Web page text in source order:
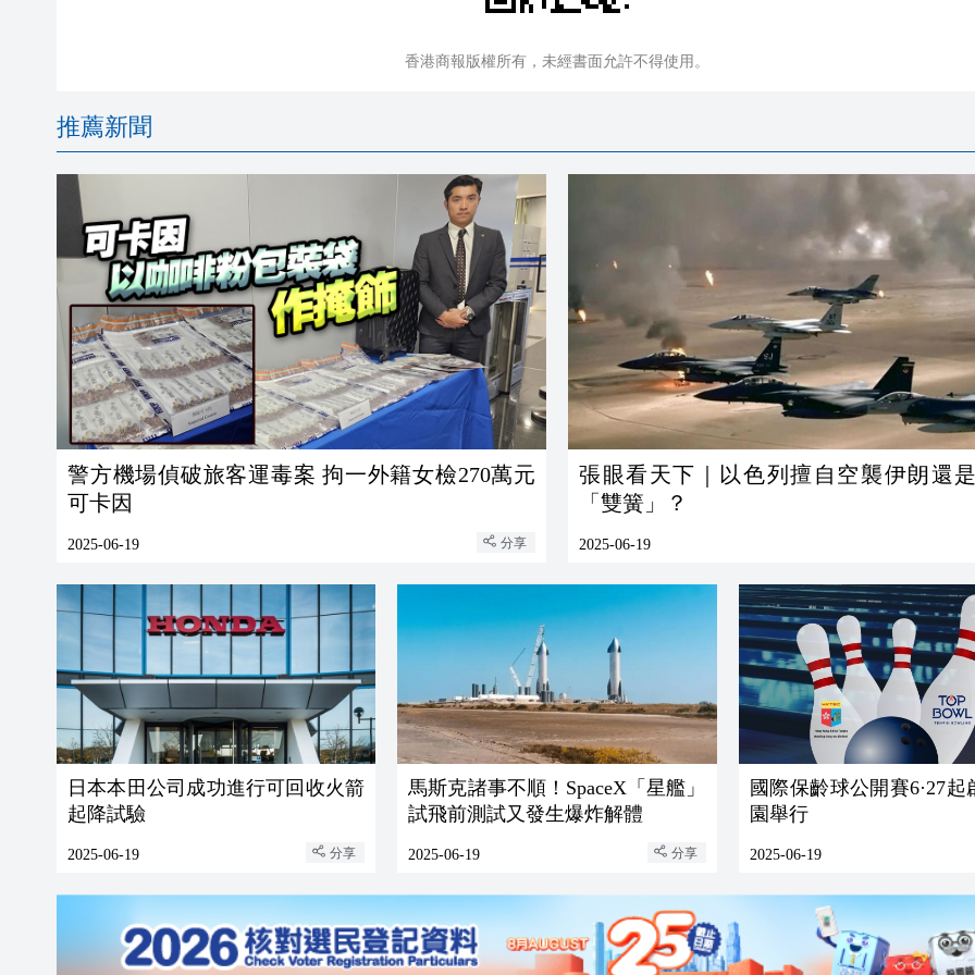
香港商報版權所有，未經書面允許不得使用。
推薦新聞
警方機場偵破旅客運毒案 拘一外籍女檢270萬元
可卡因
2025-06-19 分享
張眼看天下｜以色列擅自空襲伊朗還
「雙簧」？
2025-06-19
日本本田公司成功進行可回收火箭
起降試驗
2025-06-19 分享
馬斯克諸事不順！SpaceX「星艦」
試飛前測試又發生爆炸解體
2025-06-19 分享
國際保齡球公開賽6·27起
園舉行
2025-06-19